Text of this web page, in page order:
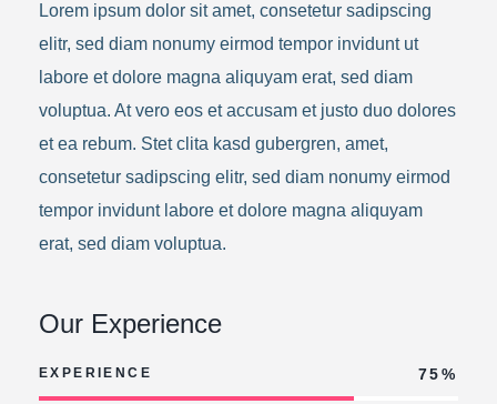
Lorem ipsum dolor sit amet, consetetur sadipscing
elitr, sed diam nonumy eirmod tempor invidunt ut
labore et dolore magna aliquyam erat, sed diam
voluptua. At vero eos et accusam et justo duo dolores
et ea rebum. Stet clita kasd gubergren, amet,
consetetur sadipscing elitr, sed diam nonumy eirmod
tempor invidunt labore et dolore magna aliquyam
erat, sed diam voluptua.
Our Experience
EXPERIENCE 75%